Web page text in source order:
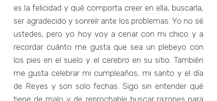
es la felicidad y qué comporta creer en ella, buscarla,
ser agradecido y sonreír ante los problemas. Yo no sé
ustedes, pero yo hoy voy a cenar con mi chico y a
recordar cuánto me gusta que sea un plebeyo con
los pies en el suelo y el cerebro en su sitio. También
me gusta celebrar mi cumpleaños, mi santo y el día
de Reyes y son solo fechas. Sigo sin entender qué
tiene de malo y de reprochable buscar razones para